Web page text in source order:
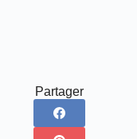
Partager